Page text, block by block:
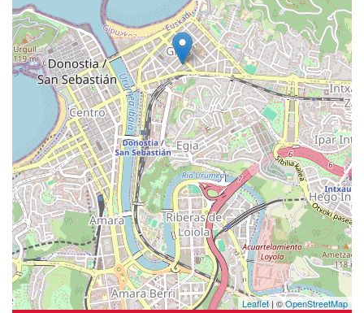
Leaflet| ©OpenStreetMap